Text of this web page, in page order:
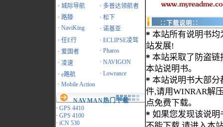
· 城际导航 · 多普达领航者
· 路滕 · 松下
· NaviKing · 诺基亚
· 任E行 · ECLIPSE凌驾
· 爱国者 · Pharos
· 凌速 · NAVIGON
· e路航 · Lowrance
· Mobile Action
NAVMAN热门下载
· GPS 4410
· GPS 4100
· iCN 530
∷下载说明∷
* 本站所有说明书均
站发展!
* 本站采取了防盗链
本站说明书。
* 本站说明书大部分
件,请用WINRAR解
点免费下载。
* 如果您发现该说明